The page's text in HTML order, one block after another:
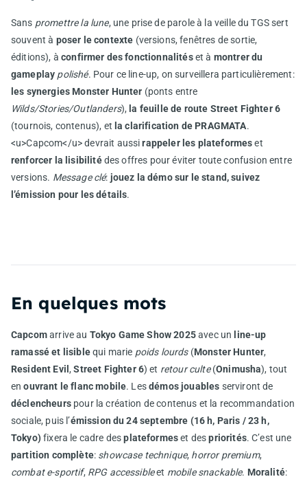
Sans promettre la lune, une prise de parole à la veille du TGS sert
souvent à poser le contexte (versions, fenêtres de sortie,
éditions), àconfirmer des fonctionnalitéset à montrer du
gameplay polishé. Pour ce line-up, on surveillera particulièrement:
les synergies Monster Hunter (ponts entre
Wilds/Stories/Outlanders), la feuille de route Street Fighter 6
(tournois, contenus), et la clarification de PRAGMATA.
<u>Capcom</u> devrait aussirappeler les plateformeset
renforcer la lisibilitédes offres pour éviter toute confusion entre
versions. Message clé: jouez la démo sur le stand, suivez
l’émission pour les détails.
En quelques mots
Capcomarrive au Tokyo Game Show 2025avec un line-up
ramassé et lisiblequi marie poids lourds(Monster Hunter,
Resident Evil,Street Fighter 6) et retour culte(Onimusha), tout
enouvrant le flanc mobile. Lesdémos jouables serviront de
déclencheurspour la création de contenus et la recommandation
sociale, puis l’émission du 24 septembre (16 h, Paris / 23 h,
Tokyo)fixera le cadre desplateformeset despriorités. C’est une
partition complète: showcase technique, horror premium,
combat e-sportif, RPG accessibleet mobile snackable. Moralité: